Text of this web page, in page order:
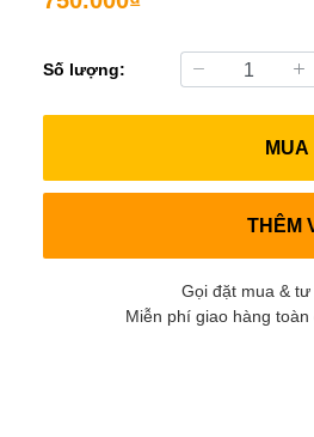
Số lượng:
MUA
THÊM
Gọi đặt mua &
Miễn phí giao hàng